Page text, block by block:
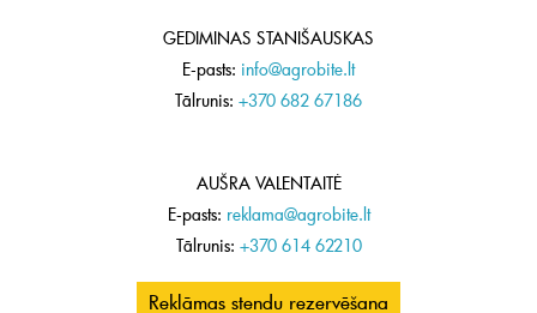
GEDIMINAS STANIŠAUSKAS
E-pasts: info@agrobite.lt
Tālrunis: +370 682 67186
AUŠRA VALENTAITĖ
E-pasts: reklama@agrobite.lt
Tālrunis: +370 614 62210
Reklāmas stendu rezervēšana